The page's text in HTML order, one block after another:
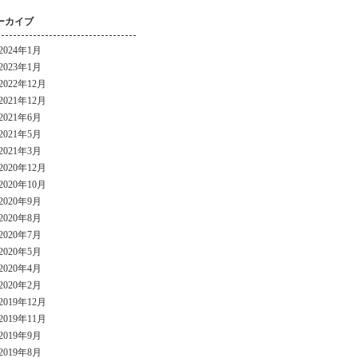
カイブ
年1月
年1月
年12月
年12月
年6月
年5月
年3月
年12月
年10月
年9月
年8月
年7月
年5月
年4月
年2月
年12月
年11月
年9月
年8月